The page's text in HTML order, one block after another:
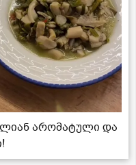
არომატული და